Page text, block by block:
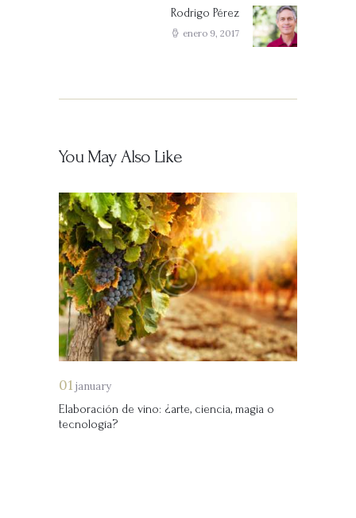
Next
post:
Rodrigo Pérez
enero 9, 2017
You May Also Like
01 january
Elaboración de vino: ¿arte, ciencia, magia o
tecnología?